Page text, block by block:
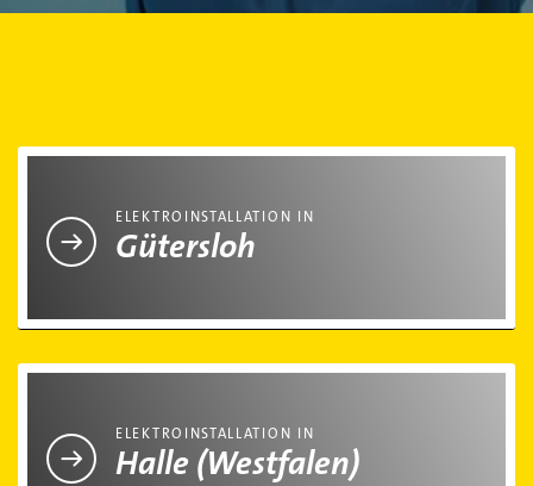
ELEKTROINSTALLATION IN
Gütersloh
ELEKTROINSTALLATION IN
Halle (Westfalen)